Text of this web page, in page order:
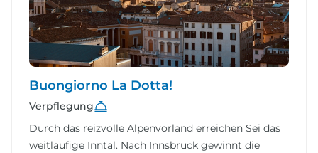
Buongiorno La Dotta!
Verpflegung
Durch das reizvolle Alpenvorland erreichen Sei das
weitläufige Inntal. Nach Innsbruck gewinnt die